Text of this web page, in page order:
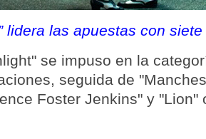
lidera las apuestas con
se impuso en la
seguida de
Foster Jenkins" y "Lion"